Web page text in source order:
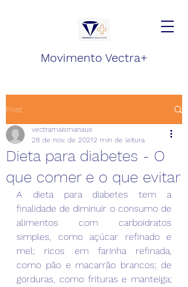
Movimento Vectra+
Post
Dieta para diabetes - O
que comer e o que evitar
vectramaismanaus
28 de nov. de 20212 min de leitura
A dieta para diabetes tem a
finalidade de diminuir o consumo de
alimentos com carboidratos
simples, como açúcar refinado e
mel; ricos em farinha refinada,
como pão e macarrão brancos; de
gorduras, como frituras e manteiga;